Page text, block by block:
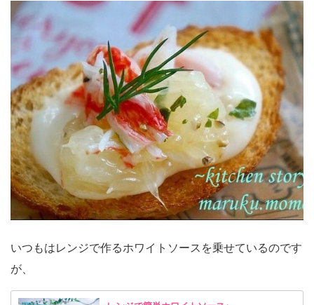
いつもはレンジで作るホワイトソースを乗せているのです
が、